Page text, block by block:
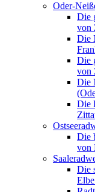
Oder-
Die
von
Die
Die
von
Die
Die
Die
von
Die